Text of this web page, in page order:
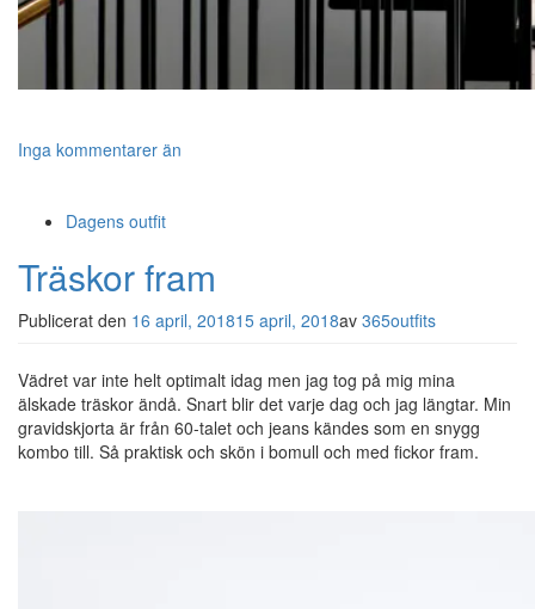
Inga kommentarer än
Dagens outfit
Träskor fram
Publicerat den 16 april, 201815 april, 2018av 365outfits
Vädret var inte helt optimalt idag men jag tog på mig mina
älskade träskor ändå. Snart blir det varje dag och jag längtar. Min
gravidskjorta är från 60-talet och jeans kändes som en snygg
kombo till. Så praktisk och skön i bomull och med fickor fram.